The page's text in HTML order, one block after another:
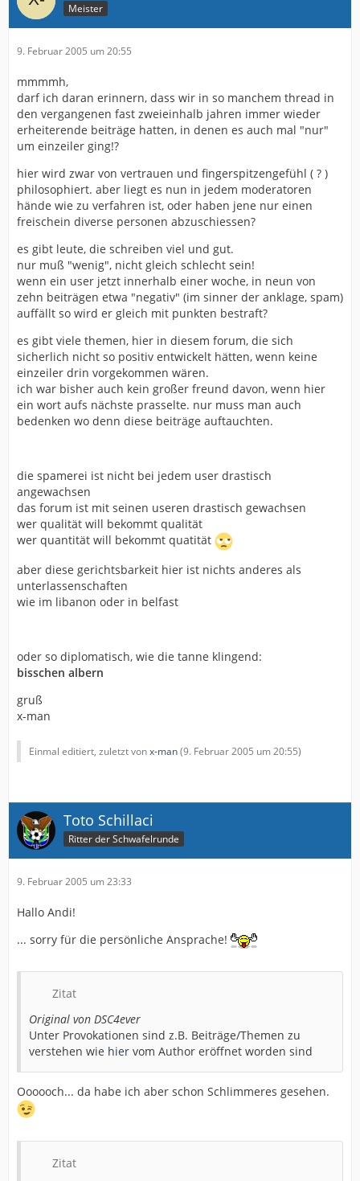
Meister
9. Februar 2005 um 20:55
mmmmh,
darf ich daran erinnern, dass wir in so manchem thread in
den vergangenen fast zweieinhalb jahren immer wieder
erheiterende beiträge hatten, in denen es auch mal "nur"
um einzeiler ging!?
hier wird zwar von vertrauen und fingerspitzengefühl ( ? )
philosophiert. aber liegt es nun in jedem moderatoren
hände wie zu verfahren ist, oder haben jene nur einen
freischein diverse personen abzuschiessen?
es gibt leute, die schreiben viel und gut.
nur muß "wenig", nicht gleich schlecht sein!
wenn ein user jetzt innerhalb einer woche, in neun von
zehn beiträgen etwa "negativ" (im sinner der anklage, spam)
auffällt so wird er gleich mit punkten bestraft?
es gibt viele themen, hier in diesem forum, die sich
sicherlich nicht so positiv entwickelt hätten, wenn keine
einzeiler drin vorgekommen wären.
ich war bisher auch kein großer freund davon, wenn hier
ein wort aufs nächste prasselte. nur muss man auch
bedenken wo denn diese beiträge auftauchten.
die spamerei ist nicht bei jedem user drastisch
angewachsen
das forum ist mit seinen useren drastisch gewachsen
wer qualität will bekommt qualität
wer quantität will bekommt quatität
aber diese gerichtsbarkeit hier ist nichts anderes als
unterlassenschaften
wie im libanon oder in belfast
oder so diplomatisch, wie die tanne klingend:
bisschen albern
gruß
x-man
Einmal editiert, zuletzt vonx-man(9. Februar 2005 um 20:55)
Toto Schillaci
Ritter der Schwafelrunde
9. Februar 2005 um 23:33
Hallo Andi!
... sorry für die persönliche Ansprache!
Zitat
Original von DSC4ever
Unter Provokationen sind z.B. Beiträge/Themen zu
verstehen wie hier vom Author eröffnet worden sind
Oooooch... da habe ich aber schon Schlimmeres gesehen.
Zitat